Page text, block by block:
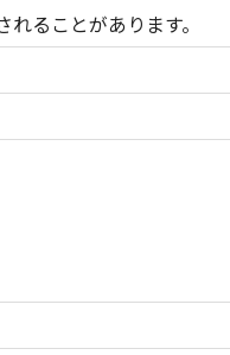
ることがあります。